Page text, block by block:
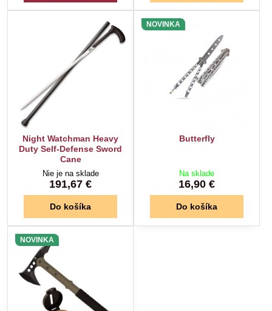
Night Watchman Heavy
Duty Self-Defense Sword
Cane
Nie je na sklade
191,67 €
Do košíka
NOVINKA
Butterfly
Na sklade
16,90 €
Do košíka
NOVINKA